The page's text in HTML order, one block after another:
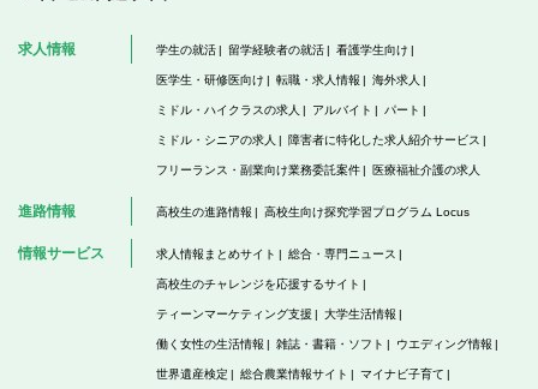
求人情報 学生の就活 留学経験者の就活 看護学生向け
医学生・研修医向け 転職・求人情報 海外求人
ミドル・ハイクラスの求人 アルバイト パート
ミドル・シニアの求人 障害者に特化した求人紹介サービス
フリーランス・副業向け業務委託案件 医療福祉介護の求人
進路情報 高校生の進路情報 高校生向け探究学習プログラム Locus
情報サービス 求人情報まとめサイト 総合・専門ニュース
高校生のチャレンジを応援するサイト
ティーンマーケティング支援 大学生活情報
働く女性の生活情報 雑誌・書籍・ソフト ウエディング情報
世界遺産検定 総合農業情報サイト マイナビ子育て